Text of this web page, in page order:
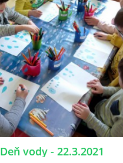
Deň vody - 22.3.2021